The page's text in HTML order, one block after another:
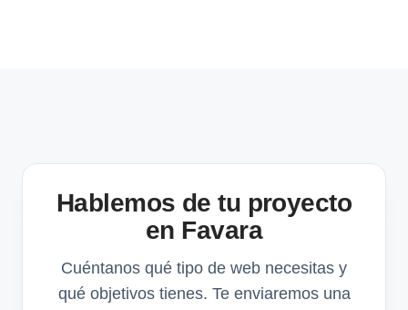
Hablemos de tu proyecto
en Favara
Cuéntanos qué tipo de web necesitas y
qué objetivos tienes. Te enviaremos una